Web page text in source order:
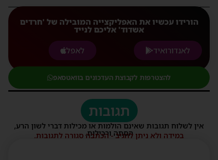
הורידו עכשיו את האפליקצייה המובילה של 'חרדים
אשדוד' אליכם לנייד
לאנדורואיד
לאפל
להצטרפות לקבוצת העדכונים בוואטסאפ
תגובות
אין לשלוח תגובות שאינם הולמות או מכילות דברי לשון הרע,
הסתה ורכילות.
במידה ולא ניתן להגיב - הכתבה סגורה לתגובות.